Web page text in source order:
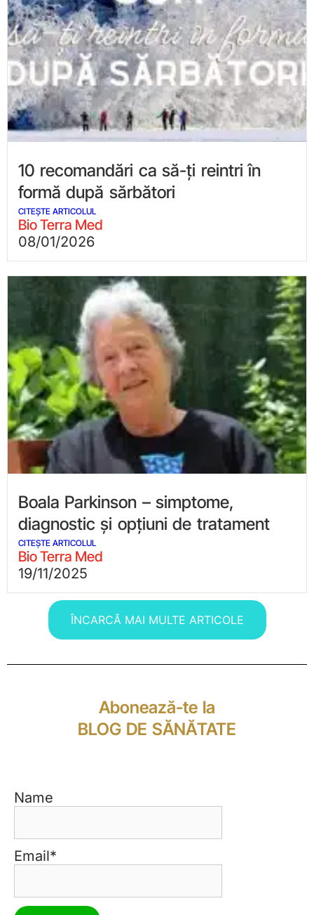
10 recomandări ca să-ți reintri în
formă după sărbători
CITEȘTE ARTICOLUL
Bio Terra Med
08/01/2026
Boala Parkinson – simptome,
diagnostic și opțiuni de tratament
CITEȘTE ARTICOLUL
Bio Terra Med
19/11/2025
ÎNCARCĂ MAI MULTE ARTICOLE
Abonează-te la
BLOG DE SĂNĂTATE
Name
Email*